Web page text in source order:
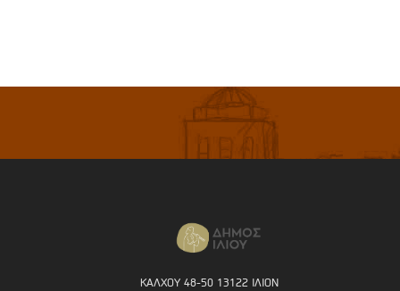
ΚΑΛΧΟΥ 48-50 13122 ΙΛΙΟΝ